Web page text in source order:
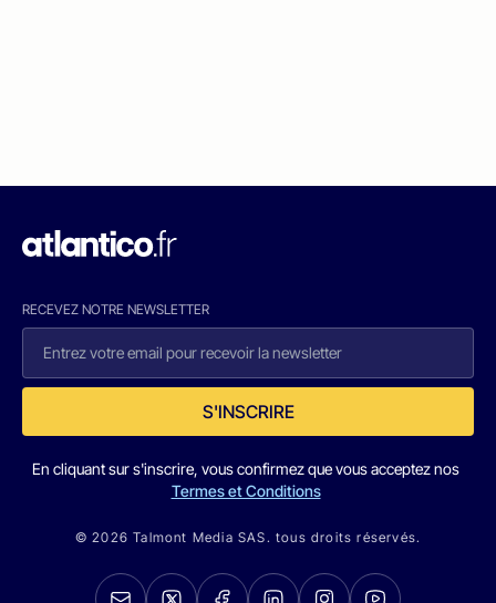
RECEVEZ NOTRE NEWSLETTER
S'INSCRIRE
En cliquant sur s'inscrire, vous confirmez que vous acceptez nos
Termes et Conditions
© 2026 Talmont Media SAS. tous droits réservés.